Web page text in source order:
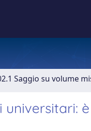
Saggio su volume